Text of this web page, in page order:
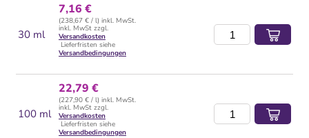
30 ml
7,16 €
(238,67 € / l) inkl. MwSt.
inkl. MwSt zzgl.
Versandkosten
Lieferfristen siehe
Versandbedingungen
100 ml
22,79 €
(227,90 € / l) inkl. MwSt.
inkl. MwSt zzgl.
Versandkosten
Lieferfristen siehe
Versandbedingungen